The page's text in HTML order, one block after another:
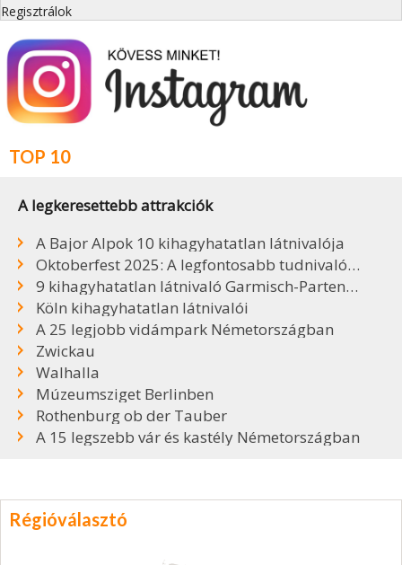
Regisztrálok
TOP 10
A legkeresettebb attrakciók
A Bajor Alpok 10 kihagyhatatlan látnivalója
Oktoberfest 2025: A legfontosabb tudnivalók, sörök, árak
9 kihagyhatatlan látnivaló Garmisch-Partenkirchenben
Köln kihagyhatatlan látnivalói
A 25 legjobb vidámpark Németországban
Zwickau
Walhalla
Múzeumsziget Berlinben
Rothenburg ob der Tauber
A 15 legszebb vár és kastély Németországban
Régióválasztó